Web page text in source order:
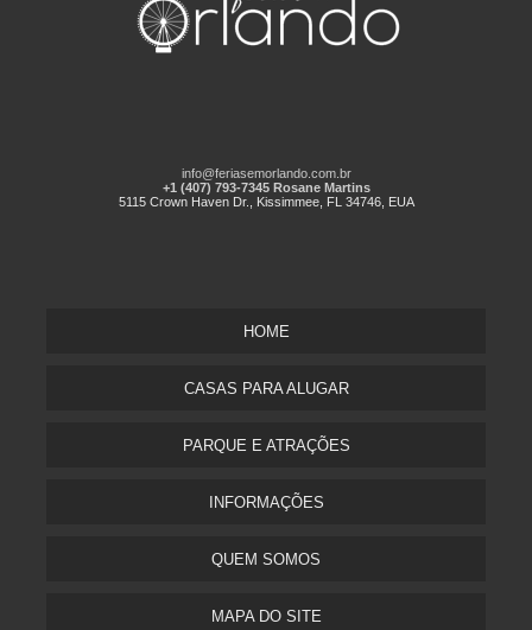
info@feriasemorlando.com.br
+1 (407) 793-7345 Rosane Martins
5115 Crown Haven Dr., Kissimmee, FL 34746, EUA
HOME
CASAS PARA ALUGAR
PARQUE E ATRAÇÕES
INFORMAÇÕES
QUEM SOMOS
MAPA DO SITE